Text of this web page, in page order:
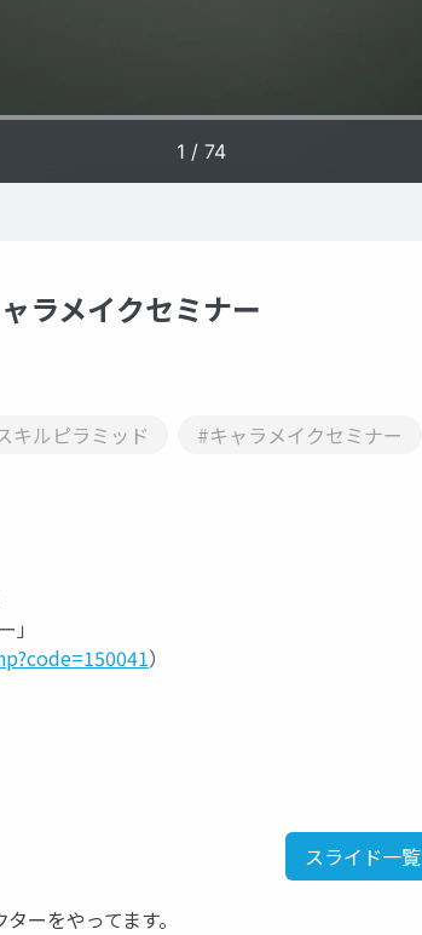
ラメイクセミナー
キルピラミッド
#キャラメイクセミナー
」
）
スライド一覧
ーをやってます。